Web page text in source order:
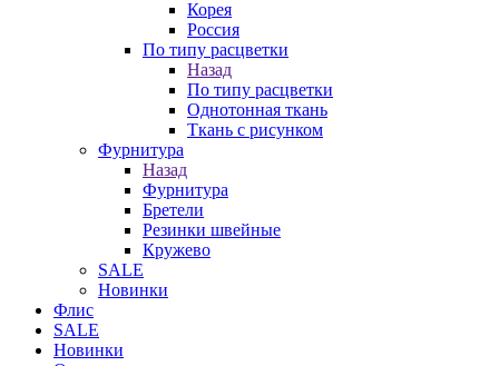
Корея
Россия
По типу расцветки
Назад
По типу расцветки
Однотонная ткань
Ткань с рисунком
Фурнитура
Назад
Фурнитура
Бретели
Резинки швейные
Кружево
SALE
Новинки
Флис
SALE
Новинки